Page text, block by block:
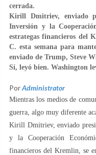
cerrada.
Kirill Dmitriev, enviado
Inversión y la
estrategas financieros del
C. esta semana para
enviado de Trump, Steve
Sí, leyó bien. Washington
PorAdministrator
Mientras los medios de
guerra, algo muy diferente
Kirill Dmitriev, enviado
y la Cooperación
financieros del Kremlin, se